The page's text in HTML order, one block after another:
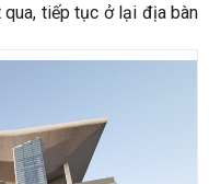
tiếp tục ở lại địa bàn